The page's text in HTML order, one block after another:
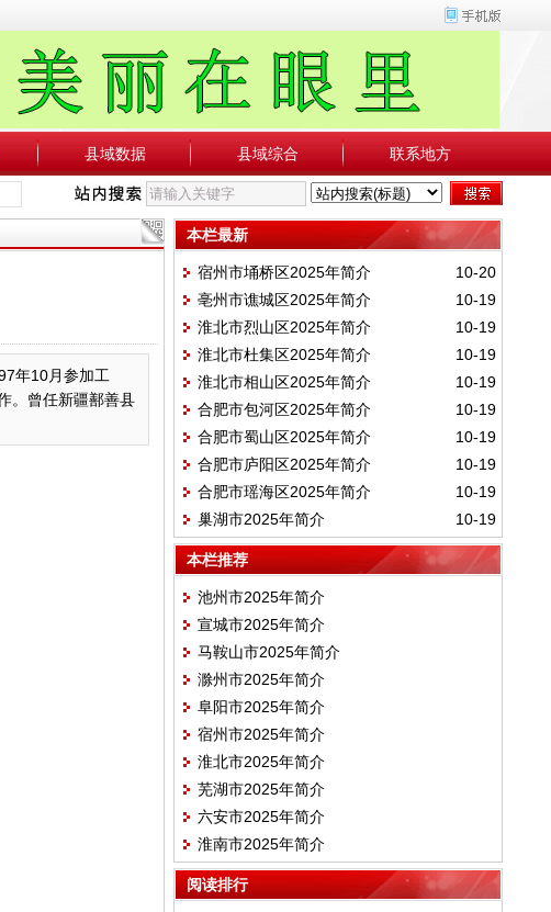
县域数据 县域综合 联系地方
年10月参加工
。曾任新疆鄯善县
本栏最新
10-20
宿州市埇桥区2025年简介
10-19
亳州市谯城区2025年简介
10-19
淮北市烈山区2025年简介
10-19
淮北市杜集区2025年简介
10-19
淮北市相山区2025年简介
10-19
合肥市包河区2025年简介
10-19
合肥市蜀山区2025年简介
10-19
合肥市庐阳区2025年简介
10-19
合肥市瑶海区2025年简介
10-19
巢湖市2025年简介
本栏推荐
池州市2025年简介
宣城市2025年简介
马鞍山市2025年简介
滁州市2025年简介
阜阳市2025年简介
宿州市2025年简介
淮北市2025年简介
芜湖市2025年简介
六安市2025年简介
淮南市2025年简介
阅读排行